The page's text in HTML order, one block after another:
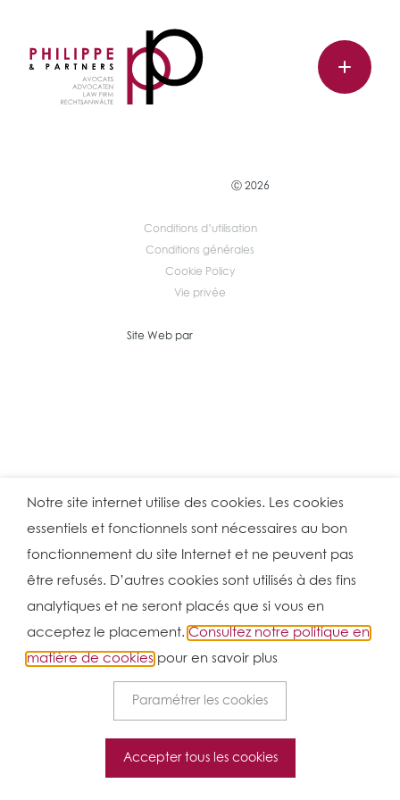
Ⓒ 2026
Conditions d’utilisation
Conditions générales
Cookie Policy
Vie privée
Site Web par
Notre site internet utilise des cookies. Les cookies
essentiels et fonctionnels sont nécessaires au bon
fonctionnement du site Internet et ne peuvent pas
être refusés. D’autres cookies sont utilisés à des fins
analytiques et ne seront placés que si vous en
acceptez le placement. Consultez notre politique en
matière de cookies pour en savoir plus
Paramétrer les cookies
Accepter tous les cookies